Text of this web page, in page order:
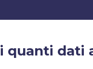
quanti dati